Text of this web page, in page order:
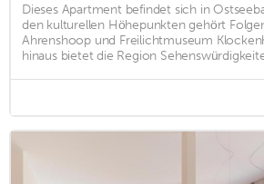
Dieses Apartment befindet sich in
den kulturellen Höhepunkten gehört
Ahrenshoop und Freilichtmuseum
hinaus bietet die Region